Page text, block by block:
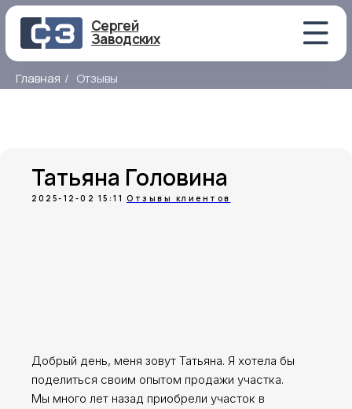
Сергей
Заводских
Главная / Отзывы
Татьяна Головина
2025-12-02 15:11 Отзывы клиентов
Добрый день, меня зовут Татьяна. Я хотела бы
поделиться своим опытом продажи участка.
Мы много лет назад приобрели участок в